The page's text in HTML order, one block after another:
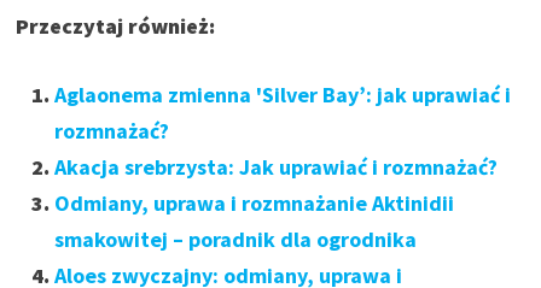
Przeczytaj również:
Aglaonema zmienna 'Silver Bay’: jak uprawiać i
rozmnażać?
Akacja srebrzysta: Jak uprawiać i rozmnażać?
Odmiany, uprawa i rozmnażanie Aktinidii
smakowitej – poradnik dla ogrodnika
Aloes zwyczajny: odmiany, uprawa i